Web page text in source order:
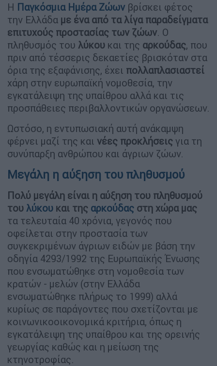
Η Παγκόσμια Ημέρα Ζώωνβρίσκει φέτος
την Ελλάδα με ένα από τα λίγα παραδείγματα
επιτυχούς προστασίας των ζώων. Ο
πληθυσμός του λύκου και της αρκούδας, που
πριν από τέσσερις δεκαετίες βρισκόταν στα
όρια της εξαφάνισης, έχει πολλαπλασιαστεί
χάρη στην ευρωπαϊκή νομοθεσία, την
εγκατάλειψη της υπαίθρου αλλά και τις
προσπάθειες περιβαλλοντικών οργανώσεων.
Ωστόσο, η εντυπωσιακή αυτή ανάκαμψη
φέρνει μαζί της και νέες προκλήσεις για τη
συνύπαρξη ανθρώπου και άγριων ζώων.
Μεγάλη η αύξηση του πληθυσμού
Πολύ μεγάλη είναι η αύξηση του πληθυσμού
του λύκου και της αρκούδας στη χώρα μας
τα τελευταία 40 χρόνια, γεγονός που
οφείλεται στην προστασία των
συγκεκριμένων άγριων ειδών με βάση την
οδηγία 4293/1992 της Ευρωπαϊκής Ένωσης
που ενσωματώθηκε στη νομοθεσία των
κρατών - μελών (στην Ελλάδα
ενσωματώθηκε πλήρως το 1999) αλλά
κυρίως σε παράγοντες που σχετίζονται με
κοινωνικοοικονομικά κριτήρια, όπως η
εγκατάλειψη της υπαίθρου και της ορεινής
γεωργίας καθώς και η μείωση της
κτηνοτροφίας.